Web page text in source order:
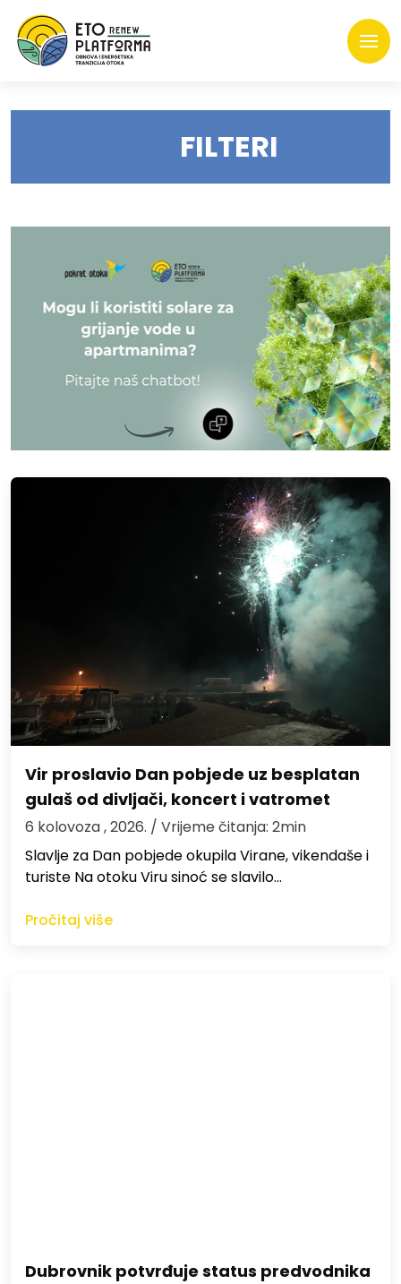
FILTERI
Vir proslavio Dan pobjede uz besplatan
gulaš od divljači, koncert i vatromet
6 kolovoza , 2026. / Vrijeme čitanja: 2min
Slavlje za Dan pobjede okupila Virane, vikendaše i
turiste Na otoku Viru sinoć se slavilo…
Pročitaj više
Dubrovnik potvrđuje status predvodnika